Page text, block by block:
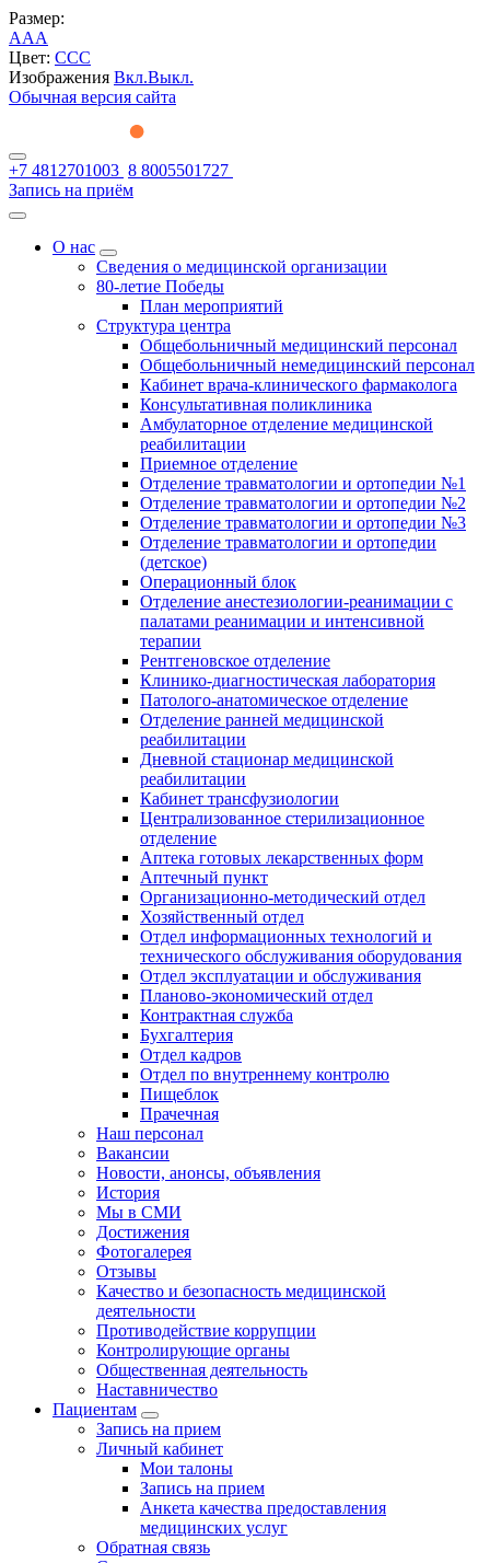
Размер:
AAA
Цвет: CCC
Изображения Вкл.Выкл.
Обычная версия сайта
+7 4812701003 8 8005501727
Запись на приём
О нас
Сведения о медицинской организации
80-летие Победы
План мероприятий
Структура центра
Общебольничный медицинский персонал
Общебольничный немедицинский персонал
Кабинет врача-клинического фармаколога
Консультативная поликлиника
Амбулаторное отделение медицинской
реабилитации
Приемное отделение
Отделение травматологии и ортопедии №1
Отделение травматологии и ортопедии №2
Отделение травматологии и ортопедии №3
Отделение травматологии и ортопедии
(детское)
Операционный блок
Отделение анестезиологии-реанимации с
палатами реанимации и интенсивной
терапии
Рентгеновское отделение
Клинико-диагностическая лаборатория
Патолого-анатомическое отделение
Отделение ранней медицинской
реабилитации
Дневной стационар медицинской
реабилитации
Кабинет трансфузиологии
Централизованное стерилизационное
отделение
Аптека готовых лекарственных форм
Аптечный пункт
Организационно-методический отдел
Хозяйственный отдел
Отдел информационных технологий и
технического обслуживания оборудования
Отдел эксплуатации и обслуживания
Планово-экономический отдел
Контрактная служба
Бухгалтерия
Отдел кадров
Отдел по внутреннему контролю
Пищеблок
Прачечная
Наш персонал
Вакансии
Новости, анонсы, объявления
История
Мы в СМИ
Достижения
Фотогалерея
Отзывы
Качество и безопасность медицинской
деятельности
Противодействие коррупции
Контролирующие органы
Общественная деятельность
Наставничество
Пациентам
Запись на прием
Личный кабинет
Мои талоны
Запись на прием
Анкета качества предоставления
медицинских услуг
Обратная связь